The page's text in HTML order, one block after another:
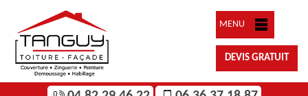
MENU
DEVIS GRATUIT